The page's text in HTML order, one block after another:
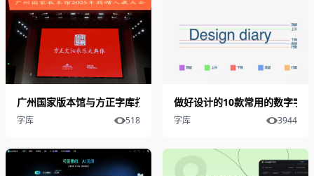
广州国家版本馆与方正字库打造方正文沁永乐大典体！
字库 518
做好设计的10款常用的数字字
字库 3944